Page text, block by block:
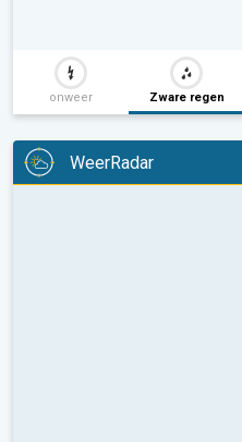
onweer Zware regen
WeerRadar